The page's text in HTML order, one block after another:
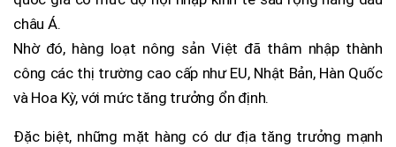
châu Á.
Nhờ đó, hàng loạt nông sản Việt đã thâm nhập thành
công các thị trường cao cấp như EU, Nhật Bản, Hàn Quốc
và Hoa Kỳ, với mức tăng trưởng ổn định.
Đặc biệt, những mặt hàng có dư địa tăng trưởng mạnh